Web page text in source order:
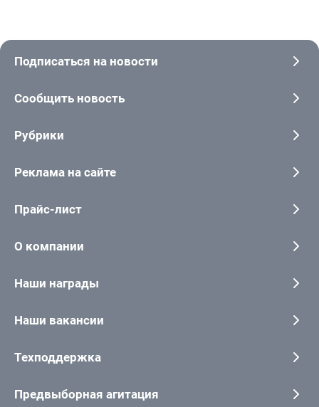
Подписаться на новости
Сообщить новость
Рубрики
Реклама на сайте
Прайс-лист
О компании
Наши награды
Наши вакансии
Техподдержка
Предвыборная агитация